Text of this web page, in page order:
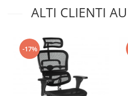
ALTI CLIENTI
-17%